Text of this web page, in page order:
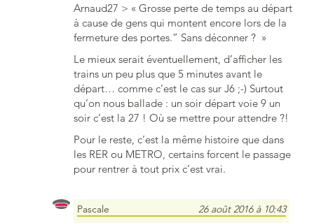
Arnaud27 > « Grosse perte de temps au départ
à cause de gens qui montent encore lors de la
fermeture des portes.” Sans déconner ? »
Le mieux serait éventuellement, d’afficher les
trains un peu plus que 5 minutes avant le
départ… comme c’est le cas sur J6 ;-) Surtout
qu’on nous ballade : un soir départ voie 9 un
soir c’est la 27 ! Où se mettre pour attendre ?!
Pour le reste, c’est la même histoire que dans
les RER ou METRO, certains forcent le passage
pour rentrer à tout prix c’est vrai.
Pascale 26 août 2016 à 10:43